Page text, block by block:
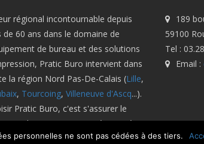
régional incontournable depuis
de 60 ans dans le domaine de
de bureau et des solutions
Pratic Buro intervient dans
la région Nord Pas-De-Calais (Lille,
, Tourcoing, Villeneuve d'Ascq...).
Pratic Buro, c'est s'assurer le
d'un partenaire expérimenté.
189
59100
Tel :
Email :
personnelles ne sont pas cédées à des tiers.